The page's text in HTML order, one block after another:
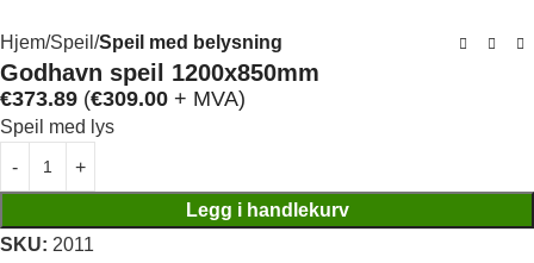
Hjem Speil Speil med belysning
Godhavn speil 1200x850mm
€373.89 (€309.00 + MVA)
Speil med lys
Legg i handlekurv
SKU: 2011